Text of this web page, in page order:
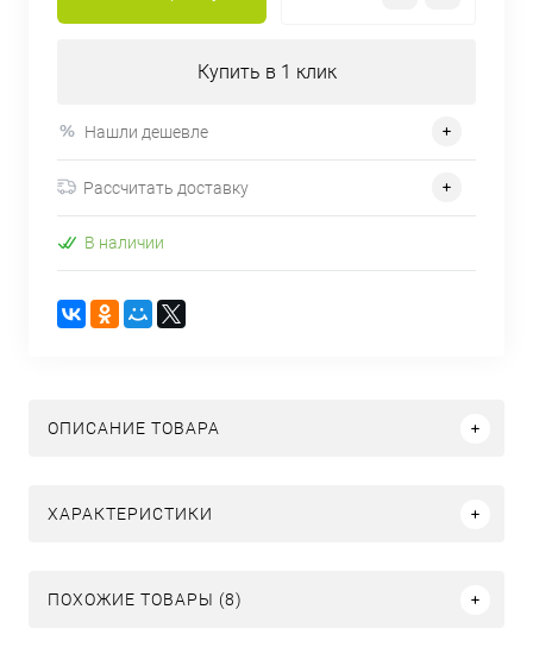
Купить в 1 клик
Нашли дешевле
Рассчитать доставку
В наличии
ОПИСАНИЕ ТОВАРА
ХАРАКТЕРИСТИКИ
ПОХОЖИЕ ТОВАРЫ (8)